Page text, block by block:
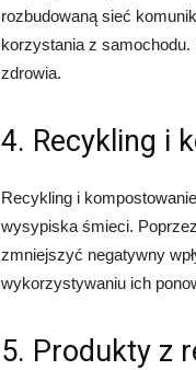
rozbudowaną sieć
korzystania z
zdrowia.
4. Recykling i
Recykling i
wysypiska śmieci.
zmniejszyć negatywny
wykorzystywaniu ich
5. Produkty z